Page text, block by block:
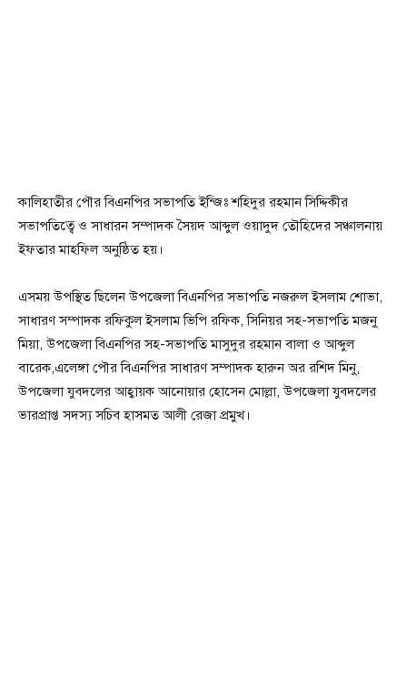
কালিহাতীর পৌর বিএনপির সভাপতি ইন্জিঃ শহিদুর রহমান সিদ্দিকীর
সভাপতিত্বে ও সাধারন সম্পাদক সৈয়দ আব্দুল ওয়াদুদ তৌহিদের সঞ্চালনায়
ইফতার মাহফিল অনুষ্ঠিত হয়।
এসময় উপস্থিত ছিলেন উপজেলা বিএনপির সভাপতি নজরুল ইসলাম শোভা,
সাধারণ সম্পাদক রফিকুল ইসলাম ভিপি রফিক, সিনিয়র সহ-সভাপতি মজনু
মিয়া, উপজেলা বিএনপির সহ-সভাপতি মাসুদুর রহমান বালা ও আব্দুল
বারেক,এলেঙ্গা পৌর বিএনপির সাধারণ সম্পাদক হারুন অর রশিদ মিনু,
উপজেলা যুবদলের আহ্বায়ক আনোয়ার হোসেন মোল্লা, উপজেলা যুবদলের
ভারপ্রাপ্ত সদস্য সচিব হাসমত আলী রেজা প্রমুখ।